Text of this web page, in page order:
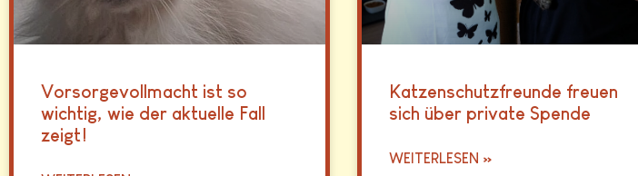
Vorsorgevollmacht ist so
wichtig, wie der aktuelle Fall
zeigt!
Katzenschutzfreunde freuen
sich über private Spende
WEITERLESEN »